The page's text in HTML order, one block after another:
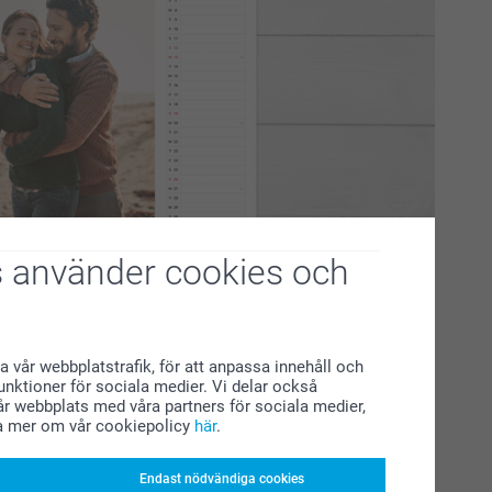
cookies och
vår webbplatstrafik, för att anpassa innehåll och
för sociala medier. Vi delar också
webbplats med våra partners för sociala medier,
mer om vår cookiepolicy här.
Endast nödvändiga cookies
är på jakt efter en familjekalender, bordskalender eller
smak och dina behov.
planerat. Då den har plats att anteckna varje
stund att designa en fotokalender tillsammans och få
fina stunder ni haft tillsammans. Samtidigt kan ni